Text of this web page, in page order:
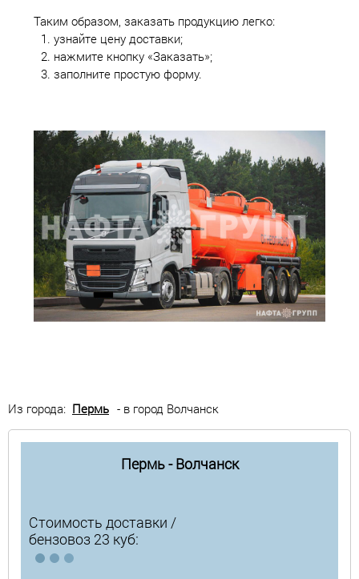
Таким образом, заказать продукцию легко:
узнайте цену доставки;
нажмите кнопку «Заказать»;
заполните простую форму.
Из города: Пермь - в город Волчанск
Пермь - Волчанск
Стоимость доставки /
бензовоз 23 куб: